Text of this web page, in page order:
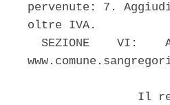
pervenute: 7.
oltre IVA.
SEZIONE    VI:
Il